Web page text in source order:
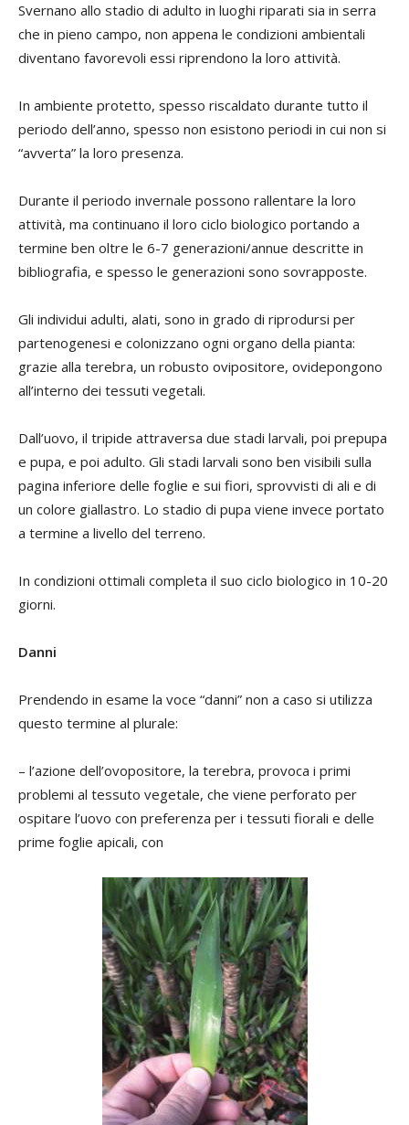
Svernano allo stadio di adulto in luoghi riparati sia in serra
che in pieno campo, non appena le condizioni ambientali
diventano favorevoli essi riprendono la loro attività.
In ambiente protetto, spesso riscaldato durante tutto il
periodo dell’anno, spesso non esistono periodi in cui non si
“avverta” la loro presenza.
Durante il periodo invernale possono rallentare la loro
attività, ma continuano il loro ciclo biologico portando a
termine ben oltre le 6-7 generazioni/annue descritte in
bibliografia, e spesso le generazioni sono sovrapposte.
Gli individui adulti, alati, sono in grado di riprodursi per
partenogenesi e colonizzano ogni organo della pianta:
grazie alla terebra, un robusto ovipositore, ovidepongono
all’interno dei tessuti vegetali.
Dall’uovo, il tripide attraversa due stadi larvali, poi prepupa
e pupa, e poi adulto. Gli stadi larvali sono ben visibili sulla
pagina inferiore delle foglie e sui fiori, sprovvisti di ali e di
un colore giallastro. Lo stadio di pupa viene invece portato
a termine a livello del terreno.
In condizioni ottimali completa il suo ciclo biologico in 10-20
giorni.
Danni
Prendendo in esame la voce “danni” non a caso si utilizza
questo termine al plurale:
– l’azione dell’ovopositore, la terebra, provoca i primi
problemi al tessuto vegetale, che viene perforato per
ospitare l’uovo con preferenza per i tessuti fiorali e delle
prime foglie apicali, con